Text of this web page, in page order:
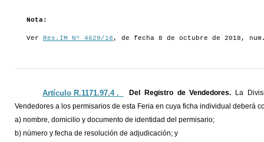
Nota:
Ver Res.IM Nº 4629/18 , de fecha 8 de octubre de 2018,
Artículo R.1171.97.4 ._ Del Registro de Vendedores.
La
Vendedores a los permisarios de esta Feria en cuya ficha individual deberá
a) nombre, domicilio y documento de identidad del permisario;
b) número y fecha de resolución de adjudicación; y